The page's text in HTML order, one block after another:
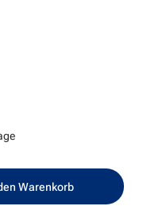
Warenkorb